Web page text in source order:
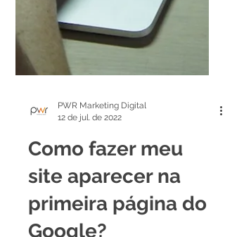
Como fazer meu
site aparecer na
primeira página do